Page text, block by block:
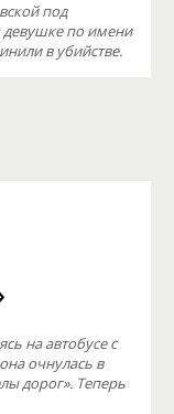
под
девушке по имени
в убийстве.
на автобусе с
очнулась в
дорог». Теперь